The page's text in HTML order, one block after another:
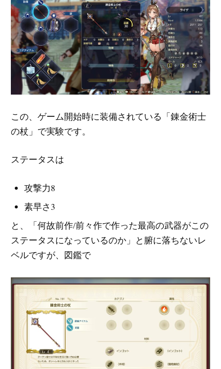
この、ゲーム開始時に装備されている「錬金術士
の杖」で実験です。
ステータスは
攻撃力8
素早さ3
と、「何故前作/前々作で作った最高の武器がこの
ステータスになっているのか」と腑に落ちないレ
ベルですが、図鑑で